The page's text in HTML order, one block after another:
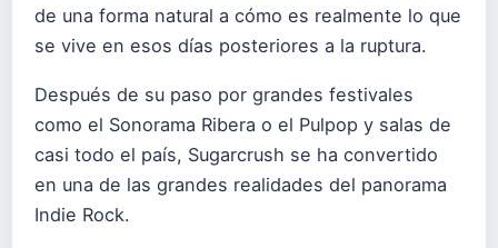
de una forma natural a cómo es realmente lo que
se vive en esos días posteriores a la ruptura.
Después de su paso por grandes festivales
como el Sonorama Ribera o el Pulpop y salas de
casi todo el país, Sugarcrush se ha convertido
en una de las grandes realidades del panorama
Indie Rock.